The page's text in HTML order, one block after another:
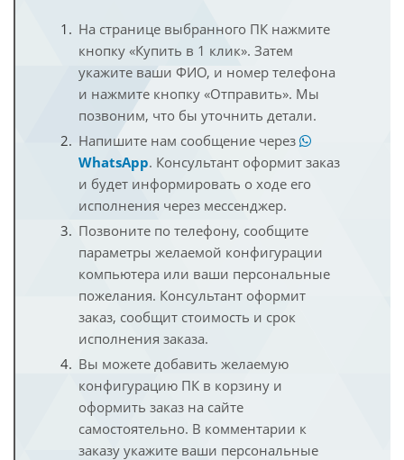
На странице выбранного ПК нажмите
кнопку «Купить в 1 клик». Затем
укажите ваши ФИО, и номер телефона
и нажмите кнопку «Отправить». Мы
позвоним, что бы уточнить детали.
Напишите нам сообщение через
WhatsApp. Консультант оформит заказ
и будет информировать о ходе его
исполнения через мессенджер.
Позвоните по телефону, сообщите
параметры желаемой конфигурации
компьютера или ваши персональные
пожелания. Консультант оформит
заказ, сообщит стоимость и срок
исполнения заказа.
Вы можете добавить желаемую
конфигурацию ПК в корзину и
оформить заказ на сайте
самостоятельно. В комментарии к
заказу укажите ваши персональные